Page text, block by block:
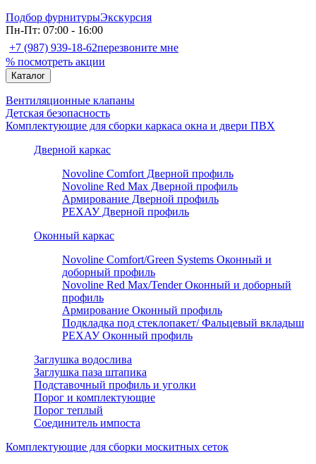
Подбор фурнитурыЭкскурсия
Пн-Пт: 07:00 - 16:00
+7 (987) 939-18-62перезвоните мне
% посмотреть акции
Каталог
Вентиляционные клапаны
Детская безопасность
Комплектующие для сборки каркаса окна и двери ПВХ
Дверной каркас
Novoline Comfort Дверной профиль
Novoline Red Мax Дверной профиль
Армирование Дверной профиль
РЕХАУ Дверной профиль
Оконный каркас
Novoline Comfort/Green Systems Оконный и
доборный профиль
Novoline Red Max/Tender Оконный и доборный
профиль
Армирование Оконный профиль
Подкладка под стеклопакет/ Фальцевый вкладыш
РЕХАУ Оконный профиль
Заглушка водослива
Заглушка паза штапика
Подставочный профиль и уголки
Порог и комплектующие
Порог теплый
Соединитель импоста
Комплектующие для сборки москитных сеток